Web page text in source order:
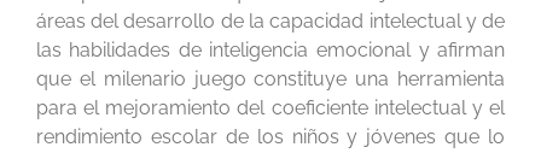
áreas del desarrollo de la capacidad intelectual y de
las habilidades de inteligencia emocional y afirman
que el milenario juego constituye una herramienta
para el mejoramiento del coeficiente intelectual y el
rendimiento escolar de los niños y jóvenes que lo